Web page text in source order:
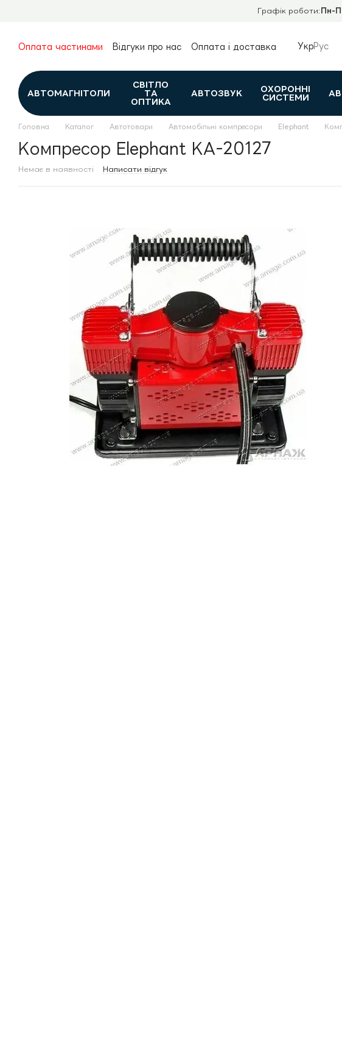
Графік роботи: Пн-
Оплата частинами Відгуки про нас
Оплата і доставка
Контакти
Каталог
УкрРус
АВТОМАГНІТОЛИ
СВІТЛО
ТА
ОПТИКА
АВТОЗВУК
ОХОРОННІ
СИСТЕМИ
Головна Каталог Автотовари Автомобільні компресори Elephant
Компресор Elephant КА-20127
Немає в наявності Написати відгук